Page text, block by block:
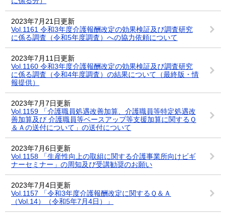
2023年7月21日更新
Vol.1161 令和3年度介護報酬改定の効果検証及び調査研究
に係る調査（令和5年度調査）への協力依頼について
2023年7月11日更新
Vol.1160 令和3年度介護報酬改定の効果検証及び調査研究
に係る調査（令和4年度調査）の結果について（最終版・情
報提供）
2023年7月7日更新
Vol.1159 「介護職員処遇改善加算、介護職員等特定処遇改
善加算及び 介護職員等ベースアップ等支援加算に関するＱ
＆Ａの送付について」の送付について
2023年7月6日更新
Vol.1158 「生産性向上の取組に関する介護事業所向けビギ
ナーセミナー」の周知及び受講勧奨のお願い
2023年7月4日更新
Vol.1157 「令和3年度介護報酬改定に関するＱ＆Ａ
（Vol.14）（令和5年7月4日）」